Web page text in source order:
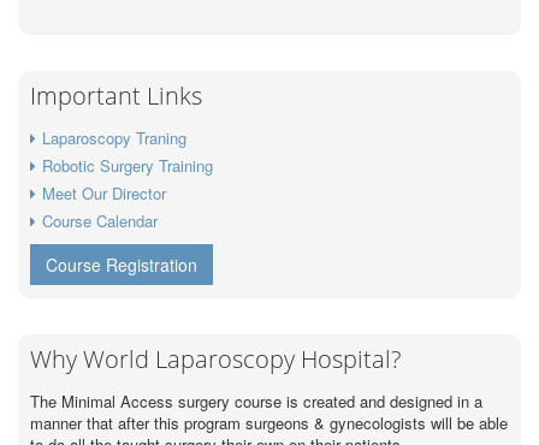
Important Links
Laparoscopy Traning
Robotic Surgery Training
Meet Our Director
Course Calendar
Course Registration
Why World Laparoscopy Hospital?
The Minimal Access surgery course is created and designed in a
manner that after this program surgeons & gynecologists will be able